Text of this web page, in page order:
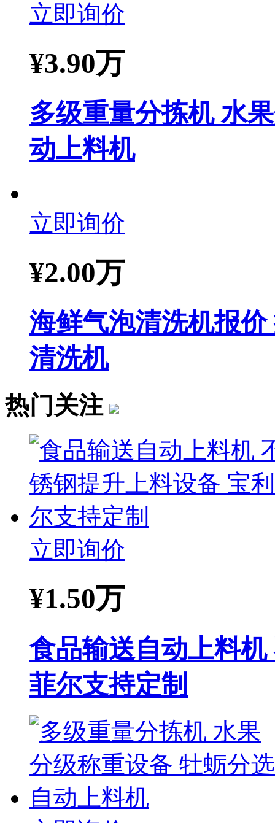
立即询价
¥3.90万
多级重量分拣机 水
动上料机
立即询价
¥2.00万
海鲜气泡清洗机报
清洗机
热门关注
立即询价
¥1.50万
食品输送自动上料
菲尔支持定制